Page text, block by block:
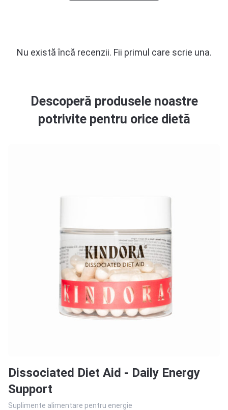
Nu există încă recenzii. Fii primul care scrie una.
Descoperă produsele noastre
potrivite pentru orice dietă
Dissociated Diet Aid - Daily Energy
Support
Suplimente alimentare pentru energie